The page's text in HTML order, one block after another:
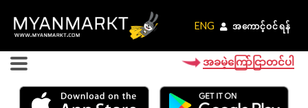
ENG အကောင့်ဝင်ရန်
ENG အကောင့်ဝင်ရန်
အခမဲ့ကြော်ငြာတင်ပါ